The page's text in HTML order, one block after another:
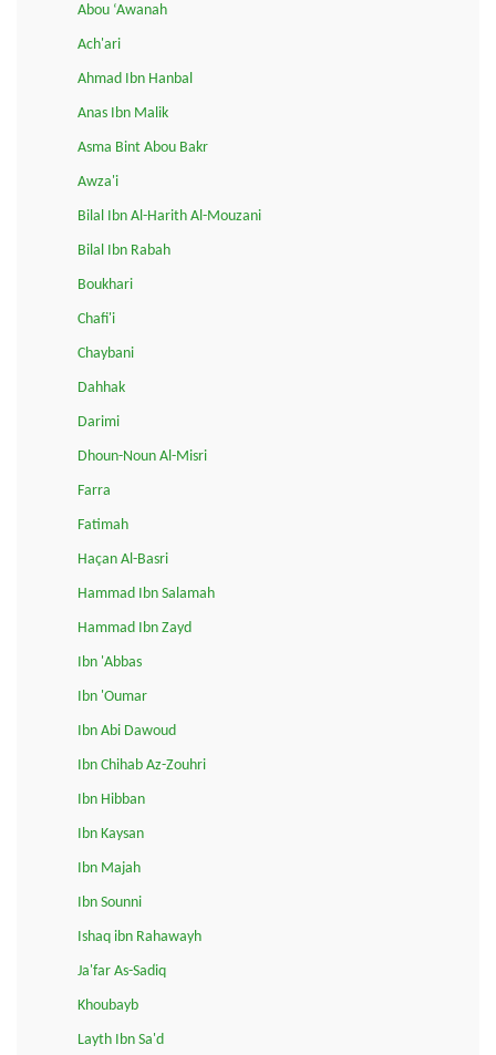
Abou ‘Awanah
Ach'ari
Ahmad Ibn Hanbal
Anas Ibn Malik
Asma Bint Abou Bakr
Awza'i
Bilal Ibn Al-Harith Al-Mouzani
Bilal Ibn Rabah
Boukhari
Chafi'i
Chaybani
Dahhak
Darimi
Dhoun-Noun Al-Misri
Farra
Fatimah
Haçan Al-Basri
Hammad Ibn Salamah
Hammad Ibn Zayd
Ibn 'Abbas
Ibn 'Oumar
Ibn Abi Dawoud
Ibn Chihab Az-Zouhri
Ibn Hibban
Ibn Kaysan
Ibn Majah
Ibn Sounni
Ishaq ibn Rahawayh
Ja'far As-Sadiq
Khoubayb
Layth Ibn Sa'd